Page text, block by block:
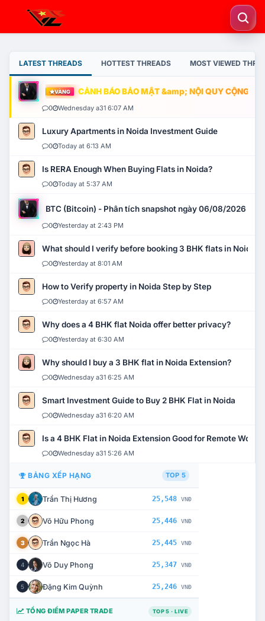
LATEST THREADS HOTTEST THREADS MOST VIEWED
VÀNG CẢNH BÁO BẢO MẬT &amp; NỘI QUY CỘNG
0 Wednesday a31 6:07 AM
Luxury Apartments in Noida Investment Guide
0 Today at 6:13 AM
Is RERA Enough When Buying Flats in Noida?
0 Today at 5:37 AM
BTC (Bitcoin) - Phân tích snapshot ngày 06/08/2026
0 Yesterday at 2:43 PM
What should I verify before booking 3 BHK flats in Noida?
0 Yesterday at 8:01 AM
How to Verify property in Noida Step by Step
0 Yesterday at 6:57 AM
Why does a 4 BHK flat Noida offer better privacy?
0 Yesterday at 6:30 AM
Why should I buy a 3 BHK flat in Noida Extension?
0 Wednesday a31 6:25 AM
Smart Investment Guide to Buy 2 BHK Flat in Noida
0 Wednesday a31 6:20 AM
Is a 4 BHK Flat in Noida Extension Good for Remote Work?
0 Wednesday a31 5:26 AM
BẢNG XẾP HẠNG TOP 5
1 Trần Thị Hương 25,548 VNĐ
2 Võ Hữu Phong 25,446 VNĐ
3 Trần Ngọc Hà 25,445 VNĐ
4 Võ Duy Phong 25,347 VNĐ
5 Đặng Kim Quỳnh 25,246 VNĐ
TỔNG ĐIỂM PAPER TRADE TOP 5 · LIVE